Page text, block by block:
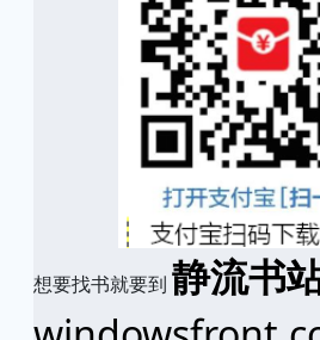
想要找书就要到 静流书